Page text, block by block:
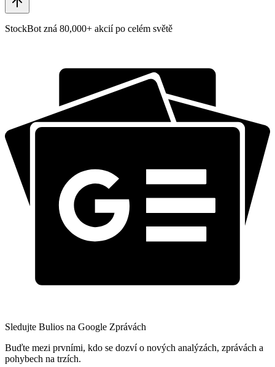
StockBot zná 80,000+ akcií po celém světě
Sledujte Bulios na Google Zprávách
Buďte mezi prvními, kdo se dozví o nových analýzách, zprávách a
pohybech na trzích.